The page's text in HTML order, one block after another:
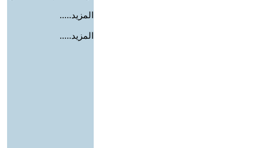
المزيد.....
المزيد.....